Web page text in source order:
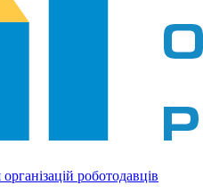
роботодавців